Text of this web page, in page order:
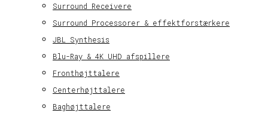
Surround Receivere
Surround Processorer & effektforstærkere
JBL Synthesis
Blu-Ray & 4K UHD afspillere
Fronthøjttalere
Centerhøjttalere
Baghøjttalere